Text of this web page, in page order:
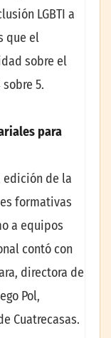
LGBTI a
que el
sobre el
5.
para
edición de la
formativas
a equipos
contó con
directora de
Pol,
Cuatrecasas.